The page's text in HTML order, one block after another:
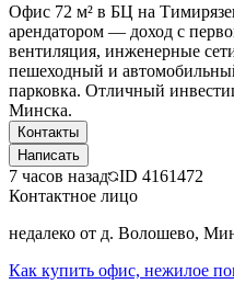
Офис 72 м² в БЦ на
арендатором — доход с
вентиляция, инженерные
пешеходный и
парковка. Отличный
Минска.
Контакты
Написать
7 часов назад ID 4161472
Контактное лицо
недалеко от д. Волошево,
Как купить офис, нежилое